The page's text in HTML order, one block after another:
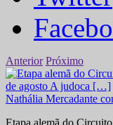
Anterior Próximo
Nathália Mercadante
Etapa alemã do